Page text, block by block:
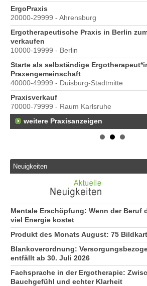
ErgoPraxis
20000-29999 - Ahrensburg
Ergotherapeutische Praxis in Berlin
verkaufen
10000-19999 - Berlin
Starte als selbständige
Praxengemeinschaft
40000-49999 - Duisburg-Stadtmitte
Praxisverkauf
70000-79999 - Raum Karlsruhe
weitere Praxisanzeigen
Neuigkeiten
Mentale Erschöpfung: Wenn der Beruf
viel Energie kostet
Produkt des Monats August: 75
Blankoverordnung:
entfällt ab 30. Juli 2026
Fachsprache in der Ergotherapie:
Bauchgefühl und echter Klarheit